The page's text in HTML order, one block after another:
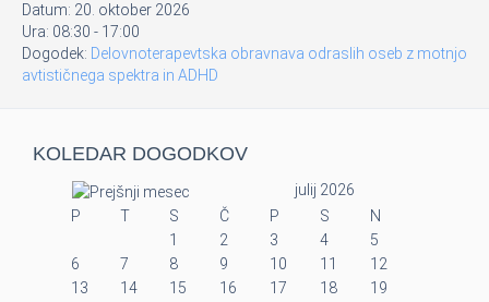
Datum: 20. oktober 2026
Ura: 08:30 - 17:00
Dogodek: Delovnoterapevtska obravnava odraslih oseb z motnjo
avtističnega spektra in ADHD
KOLEDAR DOGODKOV
julij 2026
P
T S Č P S
N
1
2 3 4
5
6
7 8 9 10 11
12
13
14 15 16 17 18
19